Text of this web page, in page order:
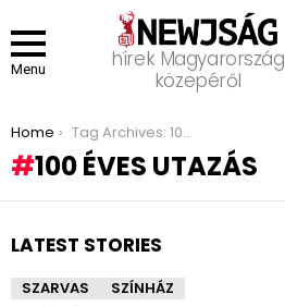
Menu
hírek Magyarország
közepéről
You are here:
Home Tag Archives: 100 éves utazás
100 ÉVES UTAZÁS
LATEST STORIES
SZARVAS SZÍNHÁZ